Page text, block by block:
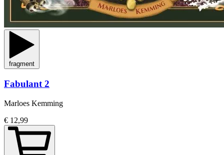
fragment
Fabulant 2
Marloes Kemming
€ 12,99